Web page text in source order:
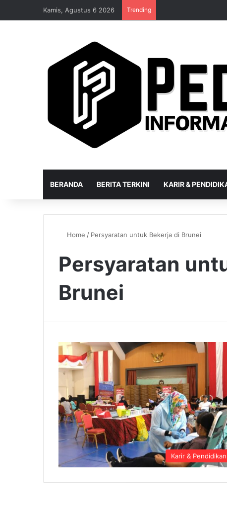
Kamis, Agustus 6 2026 Trending
BERANDA BERITA TERKINI KARIR &
Home / Persyaratan untuk Bekerja di Brunei
Persyaratan
Brunei
Karir & Pendidikan